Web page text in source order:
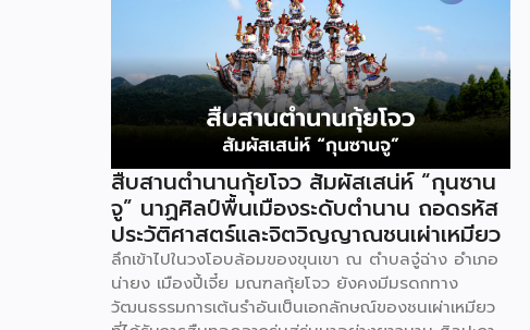
สืบสานตำนานกุ้ยโจว สัมผัสเสน่ห์ “กุนซาน
จู” นาฏศิลป์พื้นเมืองระดับตำนาน ถอดรหัส
ประวัติศาสตร์และจิตวิญญาณชนเผ่าเหมียว
ลึกเข้าไปในวงโอบล้อมของขุนเขา ณ ตำบลจู๋ฉ่าง อำเภอ
น่ายง เมืองปี้เจี๋ย มณฑลกุ้ยโจว ยังคงมีมรดกทาง
วัฒนธรรมการเต้นรำอันเป็นเอกลักษณ์ของชนเผ่าเหมียว